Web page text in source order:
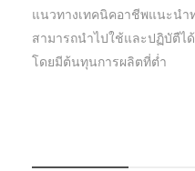
แนวทางเทคนิคอาชีพแนะนำ
สามารถนำไปใช้และปฏิบัตืไ
โดยมีต้นทุนการผลิตที่ต่ำ